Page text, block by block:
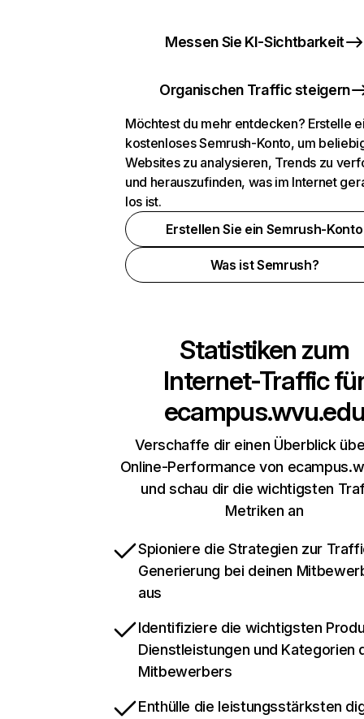
Messen Sie KI-Sichtbarkeit
Organischen Traffic steigern
Möchtest du mehr entdecken? Erstelle
kostenloses Semrush-Konto, um
Websites zu analysieren, Trends zu
und herauszufinden, was im Internet
los ist.
Erstellen Sie ein Semrush-Konto
Was ist Semrush?
Statistiken zum
Internet-Traffic
Verschaffe dir einen Überblick
Online-Performance von
und schau dir die wichtigsten
Metriken an
Spioniere die Strategien zur
Generierung bei deinen
aus
Identifiziere die wichtigsten
Dienstleistungen und Kategorien
Mitbewerbers
Enthülle die leistungsstärksten